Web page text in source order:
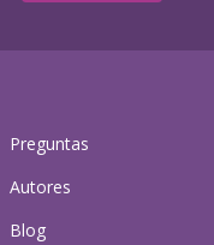
Preguntas
Autores
Blog